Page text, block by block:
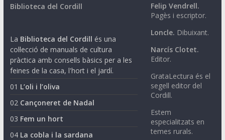
Biblioteca del Cordill
La Biblioteca del Cordill és una
col·lecció de manuals de cultura
pràctica amb consells bàsics per a les
feines de la casa, l'hort i el jardí.
01 L’oli i l’oliva
02 Cançoneret de Nadal
03 Fem un hort
04 La cobla i la sardana
Felip Vendrell.
Pagès i escriptor.
Loncle. Dibuixant.
Narcís Clotet.
Editor.
GrataLectura és el
segell editor del
Cordill.
Estem
especialitzats en
temes rurals.